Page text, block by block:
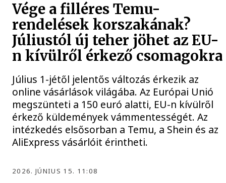
Vége a filléres Temu-
rendelések korszakának?
Júliustól új teher jöhet az EU-
n kívülről érkező csomagokra
Július 1-jétől jelentős változás érkezik az
online vásárlások világába. Az Európai Unió
megszünteti a 150 euró alatti, EU-n kívülről
érkező küldemények vámmentességét. Az
intézkedés elsősorban a Temu, a Shein és az
AliExpress vásárlóit érintheti.
2026. JÚNIUS 15. 11:08